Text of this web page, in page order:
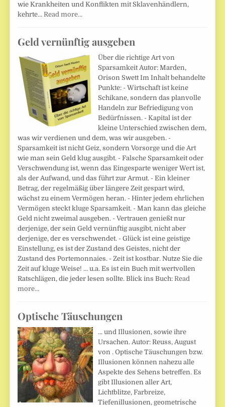
wie Krankheiten und Konflikten mit Sklavenhändlern,
kehrte…Read more…
Geld vernünftig ausgeben
Über die richtige Art von
Sparsamkeit Autor: Marden,
Orison Swett Im Inhalt behandelte
Punkte: - Wirtschaft ist keine
Schikane, sondern das planvolle
Handeln zur Befriedigung von
Bedürfnissen. - Kapital ist der
kleine Unterschied zwischen dem,
was wir verdienen und dem, was wir ausgeben. -
Sparsamkeit ist nicht Geiz, sondern Vorsorge und die Art
wie man sein Geld klug ausgibt. - Falsche Sparsamkeit oder
Verschwendung ist, wenn das Eingesparte weniger Wert ist,
als der Aufwand, und das führt zur Armut. - Ein kleiner
Betrag, der regelmäßig über längere Zeit gespart wird,
wächst zu einem Vermögen heran. - Hinter jedem ehrlichen
Vermögen steckt kluge Sparsamkeit. - Man kann das gleiche
Geld nicht zweimal ausgeben. - Vertrauen genießt nur
derjenige, der sein Geld vernünftig ausgibt, nicht aber
derjenige, der es verschwendet. - Glück ist eine geistige
Einstellung, es ist der Zustand des Geistes, nicht der
Zustand des Portemonnaies. - Zeit ist kostbar. Nutze Sie die
Zeit auf kluge Weise! ... u.a. Es ist ein Buch mit wertvollen
Ratschlägen, die jeder lesen sollte. Blick ins Buch:Read
more…
Optische Täuschungen
... und Illusionen, sowie ihre
Ursachen. Autor: Reuss, August
von . Optische Täuschungen bzw.
Illusionen können nahezu alle
Aspekte des Sehens betreffen. Es
gibt Illusionen aller Art,
Lichtblitze, Farbreize,
Tiefenillusionen, geometrische